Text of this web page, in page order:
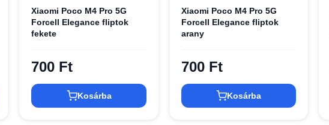
Xiaomi Poco M4 Pro 5G
Forcell Elegance fliptok
fekete
700 Ft
Kosárba
Xiaomi Poco M4 Pro 5G
Forcell Elegance fliptok
arany
700 Ft
Kosárba